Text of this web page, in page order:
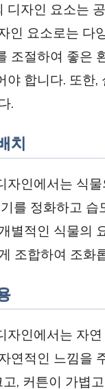
디자인 요소는
인 요소로는 다
조절하여 좋은
야 합니다. 또한
.
치
자인에서는 식
를 정화하고
별적인 식물의
조합하여 조화
자인에서는 자
연적인 느낌을
, 커튼이 가볍